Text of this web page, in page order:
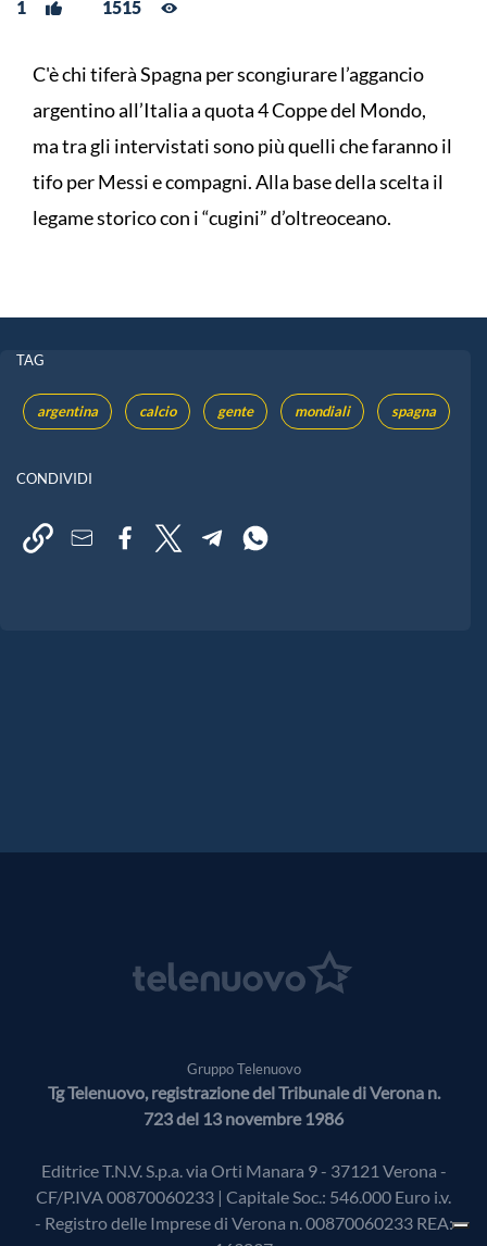
1 1515
C'è chi tiferà Spagna per scongiurare l’aggancio
argentino all’Italia a quota 4 Coppe del Mondo,
ma tra gli intervistati sono più quelli che faranno il
tifo per Messi e compagni. Alla base della scelta il
legame storico con i “cugini” d’oltreoceano.
TAG
argentina calcio gente mondiali spagna
CONDIVIDI
Gruppo Telenuovo
Tg Telenuovo, registrazione del Tribunale di Verona n.
723 del 13 novembre 1986
Editrice T.N.V. S.p.a. via Orti Manara 9 - 37121 Verona -
CF/P.IVA 00870060233 | Capitale Soc.: 546.000 Euro i.v.
- Registro delle Imprese di Verona n. 00870060233 REA: